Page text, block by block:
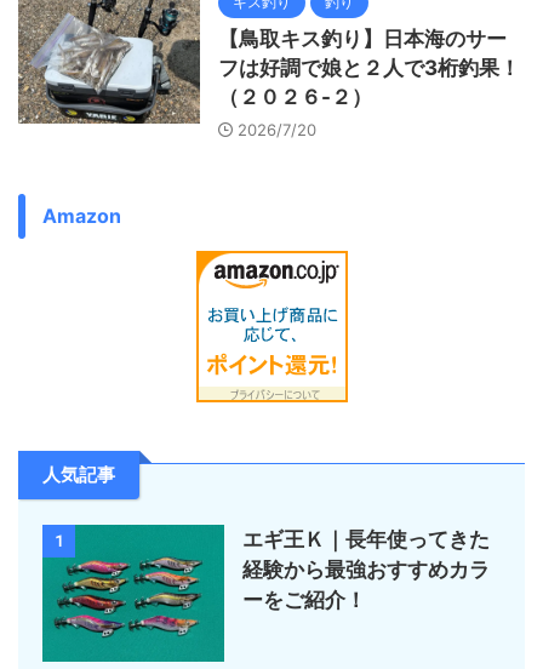
【鳥取キス釣り】日本海のサー
フは好調で娘と２人で3桁釣果！
（２０２６-２）
2026/7/20
Amazon
人気記事
1
エギ王Ｋ｜長年使ってきた
経験から最強おすすめカラ
ーをご紹介！